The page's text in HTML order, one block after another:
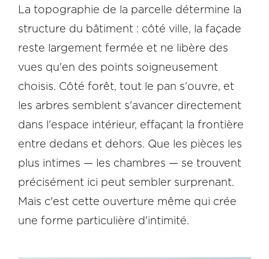
La topographie de la parcelle détermine la
structure du bâtiment : côté ville, la façade
reste largement fermée et ne libère des
vues qu'en des points soigneusement
choisis. Côté forêt, tout le pan s'ouvre, et
les arbres semblent s'avancer directement
dans l'espace intérieur, effaçant la frontière
entre dedans et dehors. Que les pièces les
plus intimes — les chambres — se trouvent
précisément ici peut sembler surprenant.
Mais c'est cette ouverture même qui crée
une forme particulière d'intimité.